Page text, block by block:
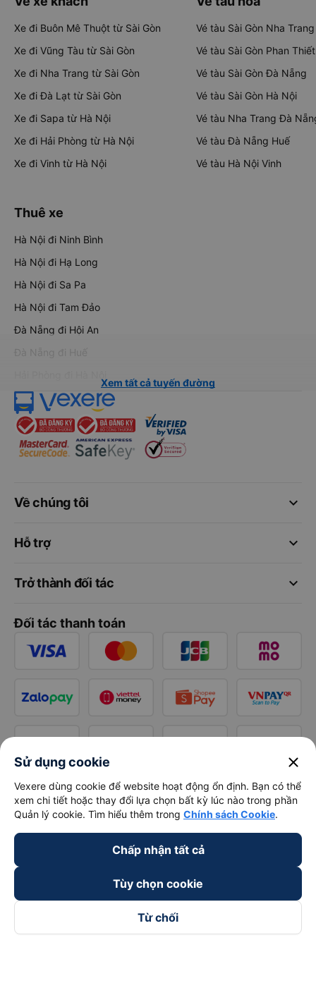
Xe đi Buôn Mê Thuột từ Sài Gòn
Xe đi Vũng Tàu từ Sài Gòn
Xe đi Nha Trang từ Sài Gòn
Xe đi Đà Lạt từ Sài Gòn
Xe đi Sapa từ Hà Nội
Xe đi Hải Phòng từ Hà Nội
Xe đi Vinh từ Hà Nội
Vé tàu Sài Gòn Nha Trang
Vé tàu Sài Gòn Phan Thiết
Vé tàu Sài Gòn Đà Nẵng
Vé tàu Sài Gòn Hà Nội
Vé tàu Nha Trang Đà
Vé tàu Đà Nẵng Huế
Vé tàu Hà Nội Vinh
Thuê xe
Hà Nội đi Ninh Bình
Hà Nội đi Hạ Long
Hà Nội đi Sa Pa
Hà Nội đi Tam Đảo
Đà Nẵng đi Hội An
Đà Nẵng đi Huế
Xem tất cả tuyến đường
keyboard_arrow_down
Về chúng tôi
keyboard_arrow_down
Hỗ trợ
keyboard_arrow_down
Trở thành đối tác
Đối tác thanh toán
Sử dụng cookie close
Vexere dùng cookie để website hoạt động ổn định. Bạn có thể
xem chi tiết hoặc thay đổi lựa chọn bất kỳ lúc nào trong phần
Quản lý cookie. Tìm hiểu thêm trong Chính sách Cookie.
Chấp nhận tất cả
Tùy chọn cookie
Từ chối